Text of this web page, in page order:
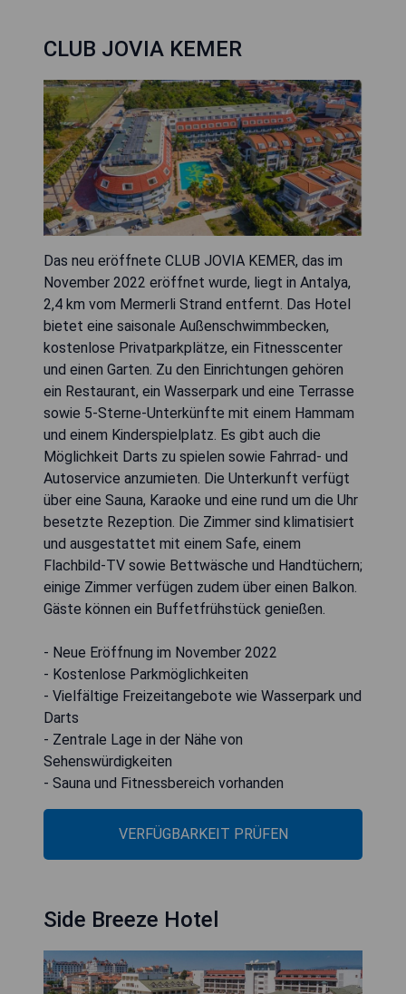
CLUB JOVIA KEMER
Das neu eröffnete CLUB JOVIA KEMER, das im
November 2022 eröffnet wurde, liegt in Antalya,
2,4 km vom Mermerli Strand entfernt. Das Hotel
bietet eine saisonale Außenschwimmbecken,
kostenlose Privatparkplätze, ein Fitnesscenter
und einen Garten. Zu den Einrichtungen gehören
ein Restaurant, ein Wasserpark und eine Terrasse
sowie 5-Sterne-Unterkünfte mit einem Hammam
und einem Kinderspielplatz. Es gibt auch die
Möglichkeit Darts zu spielen sowie Fahrrad- und
Autoservice anzumieten. Die Unterkunft verfügt
über eine Sauna, Karaoke und eine rund um die Uhr
besetzte Rezeption. Die Zimmer sind klimatisiert
und ausgestattet mit einem Safe, einem
Flachbild-TV sowie Bettwäsche und Handtüchern;
einige Zimmer verfügen zudem über einen Balkon.
Gäste können ein Buffetfrühstück genießen.
- Neue Eröffnung im November 2022
- Kostenlose Parkmöglichkeiten
- Vielfältige Freizeitangebote wie Wasserpark und
Darts
- Zentrale Lage in der Nähe von
Sehenswürdigkeiten
- Sauna und Fitnessbereich vorhanden
VERFÜGBARKEIT PRÜFEN
Side Breeze Hotel